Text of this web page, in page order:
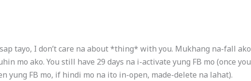
tayo, I don’t care na about *thing* with you. Mukhang na-fall ako
mo ako. You still have 29 days na i-activate yung FB mo (once you
yung FB mo, if hindi mo na ito in-open, made-delete na lahat).